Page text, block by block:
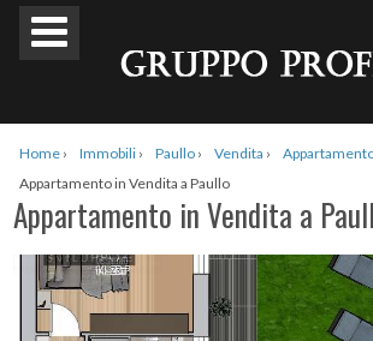
Home › Immobili › Paullo › Vendita ›
Appartamento in Vendita a Paullo
Appartamento in Vendita a